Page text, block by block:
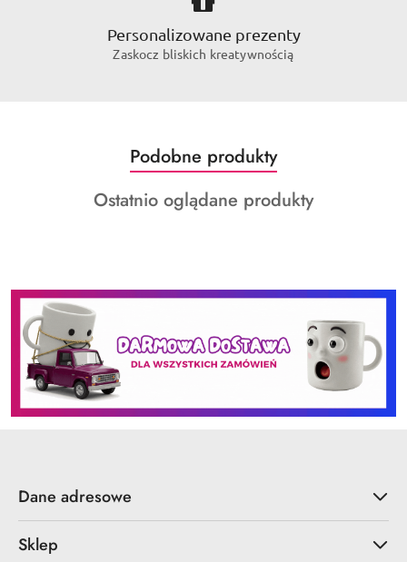
Personalizowane prezenty
Zaskocz bliskich kreatywnością
Pomiń karuzelę produktów
Produkty
o
statusie:
Podobne produkty
Produkty
Ostatnio oglądane produkty
Dane adresowe
Sklep